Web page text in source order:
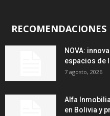
NOVA:
espacios de
7 agosto, 2026
Alfa
en Bolivia y